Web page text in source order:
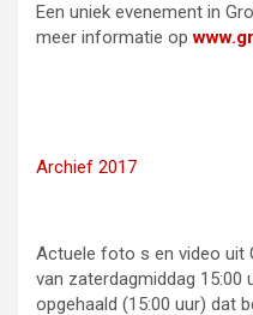
Een uniek evenement in
meer informatie op
Archief 2017
Actuele foto s en video uit
van zaterdagmiddag 15:00
opgehaald (15:00 uur) dat